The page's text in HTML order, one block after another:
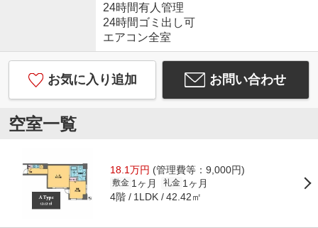
24時間有人管理
24時間ゴミ出し可
エアコン全室
お気に入り追加 お問い合わせ
空室一覧
18.1万円 (管理費等：9,000円)
敷金 1ヶ月 礼金 1ヶ月
4階 1LDK 42.42㎡